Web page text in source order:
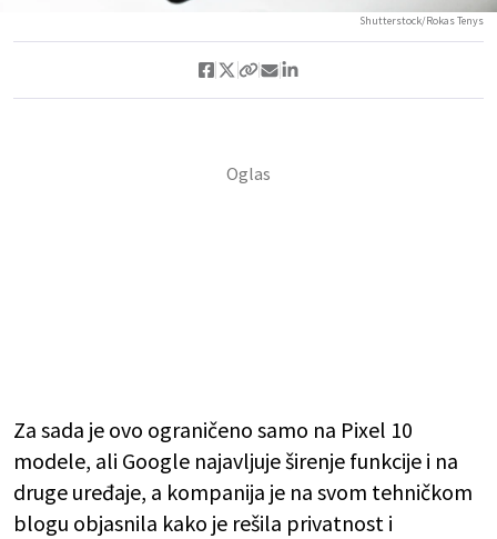
Shutterstock/Rokas Tenys
Za sada je ovo ograničeno samo na Pixel 10
modele, ali Google najavljuje širenje funkcije i na
druge uređaje, a kompanija je na svom tehničkom
blogu objasnila kako je rešila privatnost i